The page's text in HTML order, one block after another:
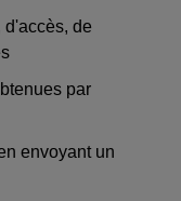
de
par
envoyant un